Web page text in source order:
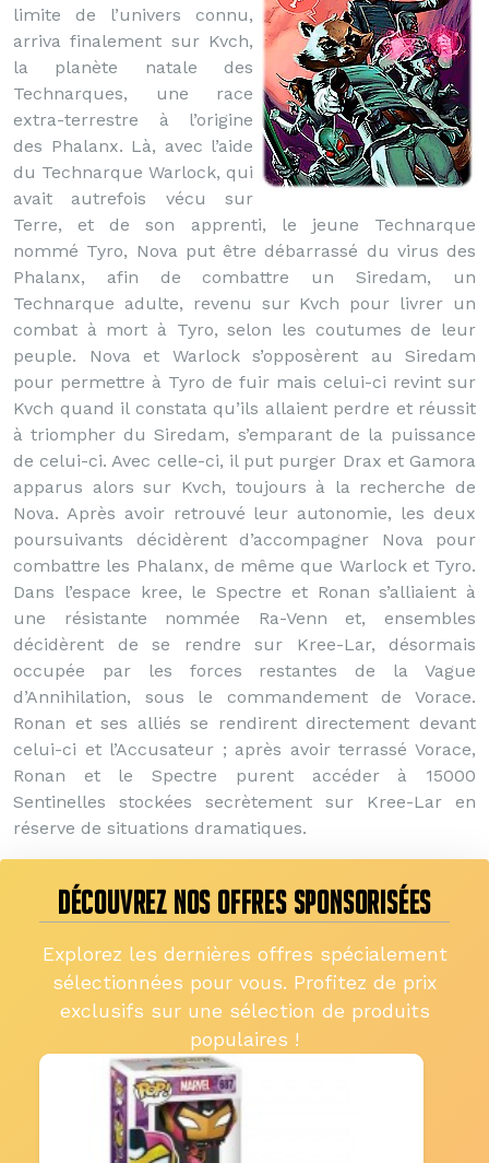
limite de l’univers connu,
arriva finalement sur Kvch,
la planète natale des
Technarques, une race
extra-terrestre à l’origine
des Phalanx. Là, avec l’aide
du Technarque Warlock, qui
avait autrefois vécu sur
Terre, et de son apprenti, le jeune Technarque
nommé Tyro, Nova put être débarrassé du virus des
Phalanx, afin de combattre un Siredam, un
Technarque adulte, revenu sur Kvch pour livrer un
combat à mort à Tyro, selon les coutumes de leur
peuple. Nova et Warlock s’opposèrent au Siredam
pour permettre à Tyro de fuir mais celui-ci revint sur
Kvch quand il constata qu’ils allaient perdre et réussit
à triompher du Siredam, s’emparant de la puissance
de celui-ci. Avec celle-ci, il put purger Drax et Gamora
apparus alors sur Kvch, toujours à la recherche de
Nova. Après avoir retrouvé leur autonomie, les deux
poursuivants décidèrent d’accompagner Nova pour
combattre les Phalanx, de même que Warlock et Tyro.
Dans l’espace kree, le Spectre et Ronan s’alliaient à
une résistante nommée Ra-Venn et, ensembles
décidèrent de se rendre sur Kree-Lar, désormais
occupée par les forces restantes de la Vague
d’Annihilation, sous le commandement de Vorace.
Ronan et ses alliés se rendirent directement devant
celui-ci et l’Accusateur ; après avoir terrassé Vorace,
Ronan et le Spectre purent accéder à 15000
Sentinelles stockées secrètement sur Kree-Lar en
réserve de situations dramatiques.
DÉCOUVREZ NOS OFFRES SPONSORISÉES
Explorez les dernières offres spécialement
sélectionnées pour vous. Profitez de prix
exclusifs sur une sélection de produits
populaires !